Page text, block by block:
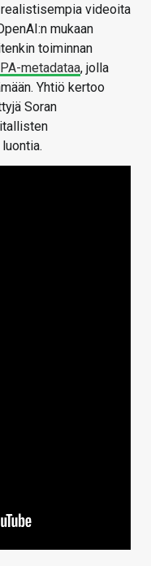
videoita
mukaan
toiminnan
metadataa, jolla
Yhtiö kertoo
Soran